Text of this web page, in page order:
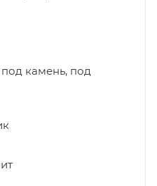
камень, под